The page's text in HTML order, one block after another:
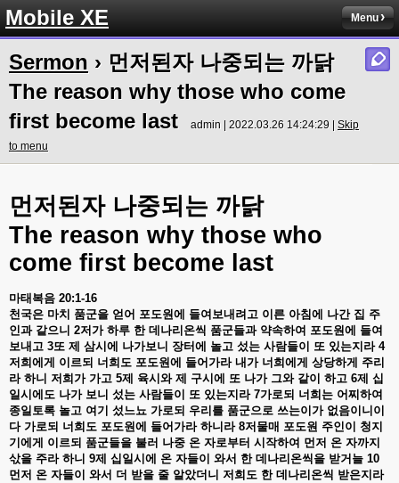
Mobile XE Menu
Sermon › 먼저된자 나중되는 까닭
The reason why those who come
first become last
admin | 2022.03.26 14:24:29 | Skip
to menu
먼저된자 나중되는 까닭
The reason why those who
come first become last
마태복음 20:1-16
천국은 마치 품군을 얻어 포도원에 들여보내려고 이른 아침에 나간 집 주
인과 같으니 2저가 하루 한 데나리온씩 품군들과 약속하여 포도원에 들여
보내고 3또 제 삼시에 나가보니 장터에 놀고 섰는 사람들이 또 있는지라4
저희에게 이르되 너희도 포도원에 들어가라 내가 너희에게 상당하게 주리
라 하니 저희가 가고 5제 육시와 제 구시에 또 나가 그와 같이 하고 6제 십
일시에도 나가 보니 섰는 사람들이 또 있는지라7가로되 너희는 어찌하여
종일토록 놀고 여기 섰느뇨 가로되 우리를 품군으로 쓰는이가 없음이니이
다 가로되 너희도 포도원에 들어가라 하니라8저물매 포도원 주인이
청지
기에게 이르되 품군들을 불러 나중 온 자로부터 시작하여 먼저 온 자까지
삯을 주라 하니 9제 십일시에 온 자들이 와서 한 데나리온씩을 받거늘 10
먼저 온 자들이 와서 더 받을 줄 알았더니 저희도 한 데나리온씩 받은지라